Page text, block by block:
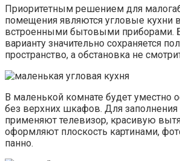
Приоритетным решением для
помещения являются угловые кухни
встроенными бытовыми приборами.
варианту значительно сохраняется
пространство, а обстановка не
В маленькой комнате будет уместно
без верхних шкафов. Для заполнения
применяют телевизор, красивую
оформляют плоскость картинами,
панно.